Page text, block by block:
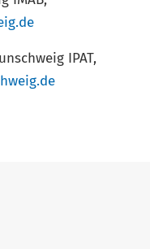
IPAT,